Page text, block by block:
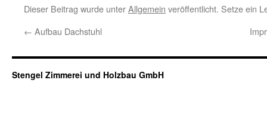
Dieser Beitrag wurde unterAllgemein veröffentlicht. Setze ein
← Aufbau Dachstuhl
Stengel Zimmerei und Holzbau GmbH